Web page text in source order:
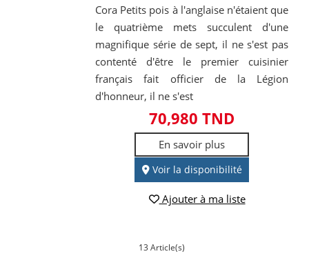
Cora Petits pois à l'anglaise n'étaient que
le quatrième mets succulent d'une
magnifique série de sept, il ne s'est pas
contenté d'être le premier cuisinier
français fait officier de la Légion
d'honneur, il ne s'est
70,980 TND
En savoir plus
Voir la disponibilité
Ajouter à ma liste
13 Article(s)